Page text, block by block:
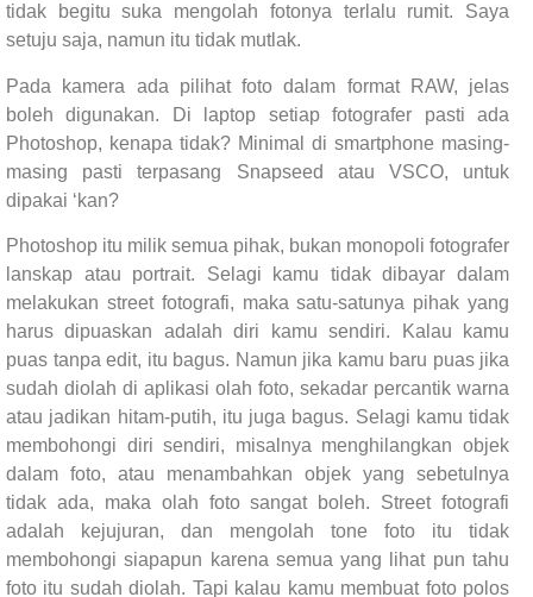
tidak begitu suka mengolah fotonya terlalu rumit. Saya
setuju saja, namun itu tidak mutlak.
Pada kamera ada pilihat foto dalam format RAW, jelas
boleh digunakan. Di laptop setiap fotografer pasti ada
Photoshop, kenapa tidak? Minimal di smartphone masing-
masing pasti terpasang Snapseed atau VSCO, untuk
dipakai ‘kan?
Photoshop itu milik semua pihak, bukan monopoli fotografer
lanskap atau portrait. Selagi kamu tidak dibayar dalam
melakukan street fotografi, maka satu-satunya pihak yang
harus dipuaskan adalah diri kamu sendiri. Kalau kamu
puas tanpa edit, itu bagus. Namun jika kamu baru puas jika
sudah diolah di aplikasi olah foto, sekadar percantik warna
atau jadikan hitam-putih, itu juga bagus. Selagi kamu tidak
membohongi diri sendiri, misalnya menghilangkan objek
dalam foto, atau menambahkan objek yang sebetulnya
tidak ada, maka olah foto sangat boleh. Street fotografi
adalah kejujuran, dan mengolah tone foto itu tidak
membohongi siapapun karena semua yang lihat pun tahu
foto itu sudah diolah. Tapi kalau kamu membuat foto polos